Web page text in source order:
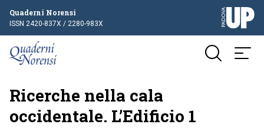
Quaderni Norensi
ISSN 2420-837X / 2280-983X
Ricerche nella cala
occidentale. L’Edificio 1